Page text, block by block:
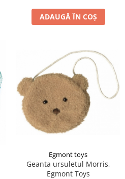
ADAUGĂ ÎN COȘ
Egmont toys
Geanta ursuletul Morris,
Egmont Toys